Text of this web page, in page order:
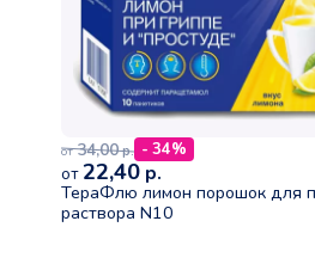
от 34,00р. - 34%
от 22,40 р.
ТераФлю лимон порошок для
раствора N10